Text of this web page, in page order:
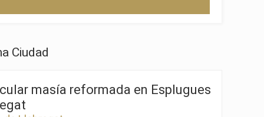
Ciudad
masía reformada en Esplugues
de